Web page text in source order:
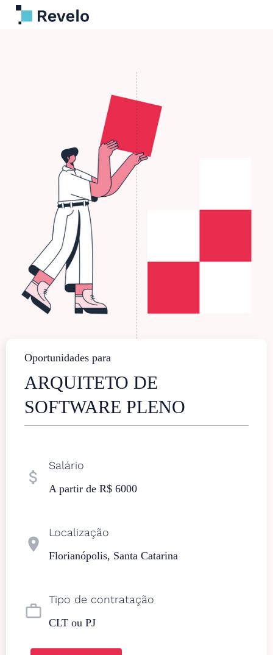
Oportunidades para
ARQUITETO DE
SOFTWARE PLENO
attach_money
Salário
A partir de R$ 6000
location_on
Localização
Florianópolis, Santa Catarina
work_outline
Tipo de contratação
CLT ou PJ